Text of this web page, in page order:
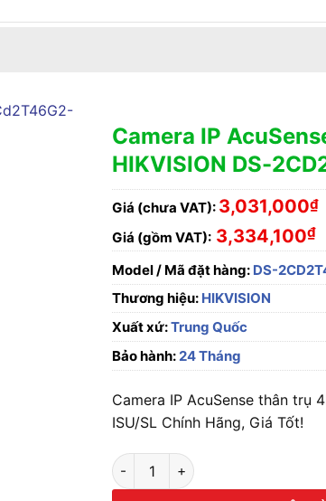
Camera IP
HIKVISION DS-
Giá (chưa VAT): 3,031,000₫
Giá (gồm VAT): 3,334,100₫
Model / Mã đặt hàng: DS-
Thương hiệu: HIKVISION
Xuất xứ:Trung Quốc
Bảo hành:24 Tháng
Camera IP AcuSense thân trụ
ISU/SL Chính Hãng, Giá Tốt!
Camera IP AcuSense thân trụ